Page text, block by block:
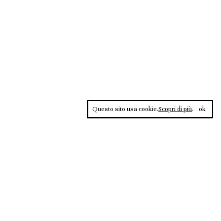
Questo sito usa cookie.Scopri di più. ok